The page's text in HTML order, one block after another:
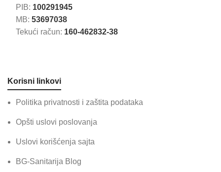
PIB: 100291945
MB: 53697038
Tekući račun: 160-462832-38
Korisni linkovi
Politika privatnosti i zaštita podataka
Opšti uslovi poslovanja
Uslovi korišćenja sajta
BG-Sanitarija Blog